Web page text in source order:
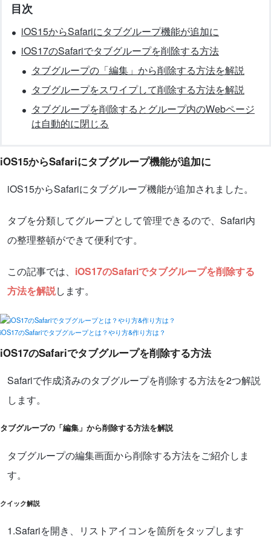
目次
iOS15からSafariにタブグループ機能が追加に
iOS17のSafariでタブグループを削除する方法
タブグループの「編集」から削除する方法を解説
タブグループをスワイプして削除する方法を解説
タブグループを削除するとグループ内のWebページ
は自動的に閉じる
iOS15からSafariにタブグループ機能が追加に
iOS15からSafariにタブグループ機能が追加されました。
タブを分類してグループとして管理できるので、Safari内
の整理整頓ができて便利です。
この記事では、 iOS17のSafariでタブグループを削除する
方法を解説します。
iOS17のSafariでタブグループとは？やり方&作り方は？
iOS17のSafariでタブグループを削除する方法
Safariで作成済みのタブグループを削除する方法を2つ解説
します。
タブグループの「編集」から削除する方法を解説
タブグループの編集画面から削除する方法をご紹介しま
す。
クイック解説
1.Safariを開き、リストアイコンを箇所をタップします